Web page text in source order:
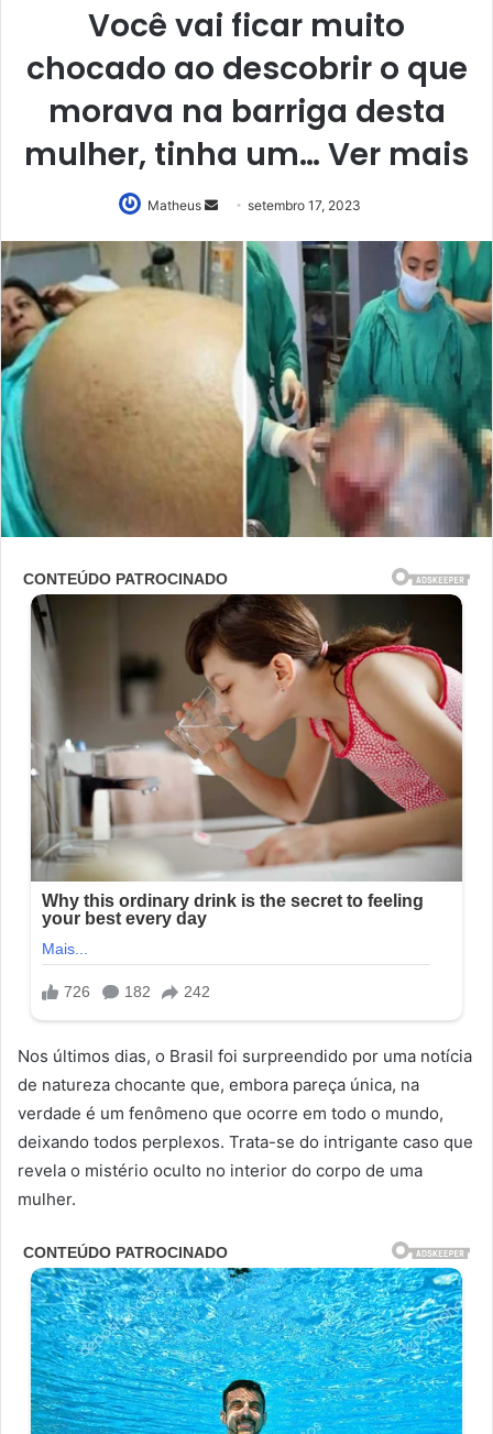
Você vai ficar muito
chocado ao descobrir o que
morava na barriga desta
mulher, tinha um… Ver mais
Matheus
Mande
e-
mail
setembro 17, 2023
Nos últimos dias, o Brasil foi surpreendido por uma notícia
de natureza chocante que, embora pareça única, na
verdade é um fenômeno que ocorre em todo o mundo,
deixando todos perplexos. Trata-se do intrigante caso que
revela o mistério oculto no interior do corpo de uma
mulher.